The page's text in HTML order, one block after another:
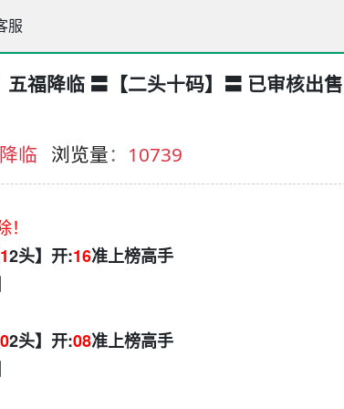
服
五福降临 〓【二头十码】〓 已审核出售
临 浏览量： 10739
12头】开:16准上榜高手
02头】开:08准上榜高手